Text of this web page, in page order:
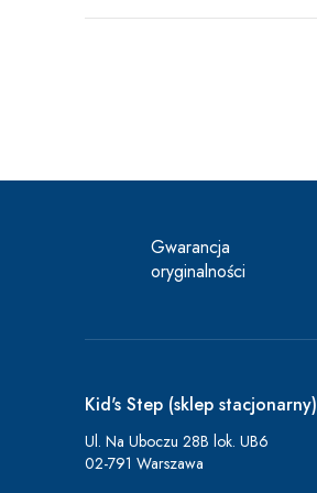
Gwarancja
oryginalności
Kid's Step (sklep stacjonarny)
Ul. Na Uboczu 28B lok. UB6
02-791 Warszawa